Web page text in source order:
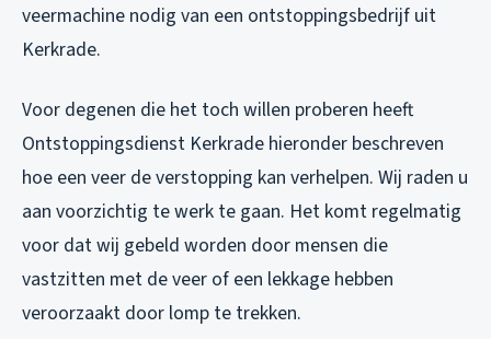
veermachine nodig van een ontstoppingsbedrijf uit
Kerkrade.
Voor degenen die het toch willen proberen heeft
Ontstoppingsdienst Kerkrade hieronder beschreven
hoe een veer de verstopping kan verhelpen. Wij raden u
aan voorzichtig te werk te gaan. Het komt regelmatig
voor dat wij gebeld worden door mensen die
vastzitten met de veer of een lekkage hebben
veroorzaakt door lomp te trekken.